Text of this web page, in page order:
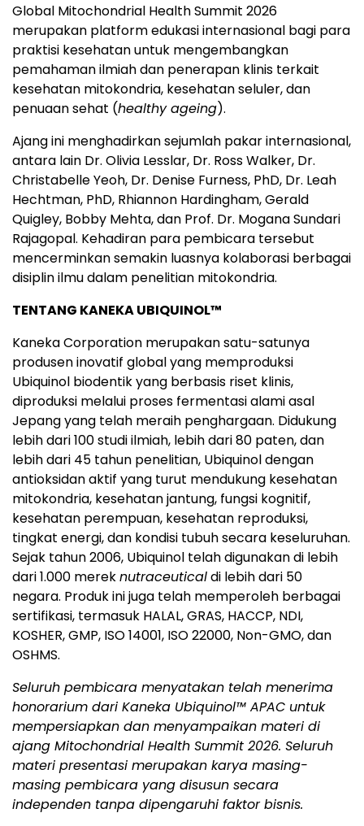
Global Mitochondrial Health Summit 2026
merupakan platform edukasi internasional bagi para
praktisi kesehatan untuk mengembangkan
pemahaman ilmiah dan penerapan klinis terkait
kesehatan mitokondria, kesehatan seluler, dan
penuaan sehat (healthy ageing).
Ajang ini menghadirkan sejumlah pakar internasional,
antara lain Dr. Olivia Lesslar, Dr. Ross Walker, Dr.
Christabelle Yeoh, Dr. Denise Furness, PhD, Dr. Leah
Hechtman, PhD, Rhiannon Hardingham, Gerald
Quigley, Bobby Mehta, dan Prof. Dr. Mogana Sundari
Rajagopal. Kehadiran para pembicara tersebut
mencerminkan semakin luasnya kolaborasi berbagai
disiplin ilmu dalam penelitian mitokondria.
TENTANG KANEKA UBIQUINOL™
Kaneka Corporation merupakan satu-satunya
produsen inovatif global yang memproduksi
Ubiquinol biodentik yang berbasis riset klinis,
diproduksi melalui proses fermentasi alami asal
Jepang yang telah meraih penghargaan. Didukung
lebih dari 100 studi ilmiah, lebih dari 80 paten, dan
lebih dari 45 tahun penelitian, Ubiquinol dengan
antioksidan aktif yang turut mendukung kesehatan
mitokondria, kesehatan jantung, fungsi kognitif,
kesehatan perempuan, kesehatan reproduksi,
tingkat energi, dan kondisi tubuh secara keseluruhan.
Sejak tahun 2006, Ubiquinol telah digunakan di lebih
dari 1.000 mereknutraceuticaldi lebih dari 50
negara. Produk ini juga telah memperoleh berbagai
sertifikasi, termasuk HALAL, GRAS, HACCP, NDI,
KOSHER, GMP, ISO 14001, ISO 22000, Non-GMO, dan
OSHMS.
Seluruh pembicara menyatakan telah menerima
honorarium dari Kaneka Ubiquinol™ APAC untuk
mempersiapkan dan menyampaikan materi di
ajang Mitochondrial Health Summit 2026. Seluruh
materi presentasi merupakan karya masing-
masing pembicara yang disusun secara
independen tanpa dipengaruhi faktor bisnis.